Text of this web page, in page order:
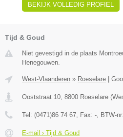
BEKIJK VOLLEDIG PROFIEL
Tijd & Goud
Niet gevestigd in de plaats
Henegouwen.
West-Vlaanderen » Roeselare |
Ooststraat 10 8800 Roeselare (
Tel: (0471)86 74 67 , Fax: - , BTW-nr:
E-mail › Tijd & Goud